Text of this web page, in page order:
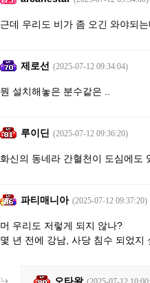
근데 우리도 비가 좀 오긴 와야되
제로선 (2025-07-12 09:34:04)
뭔 설치해놓은 분수같은 ..
루이딘 (2025-07-12 09:36:20)
화신의 동네라 간혈천이 도심에도
파티매니아 (2025-07-12 09:37:20)
머 우리도 저렇게 되지 않나?
몇 년 전에 강남, 사당 침수 되었지